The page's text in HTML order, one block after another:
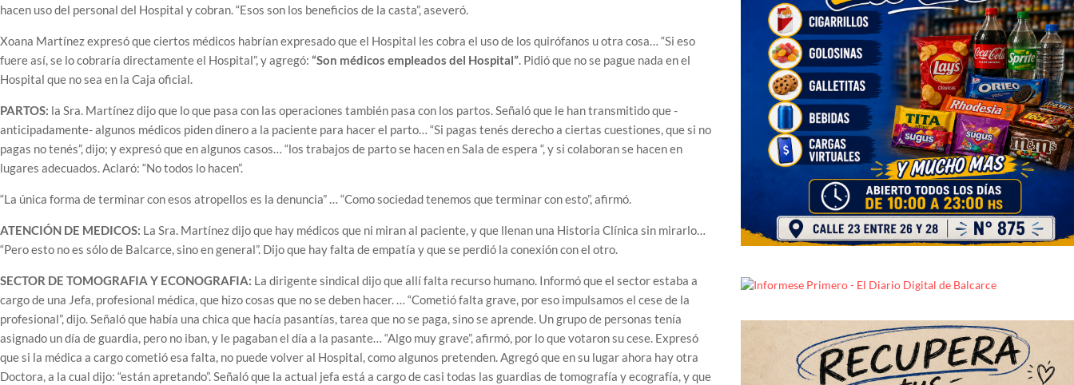
hacen uso del personal del Hospital y cobran. “Esos son los beneficios de la casta”, aseveró.
Xoana Martínez expresó que ciertos médicos habrían expresado que el Hospital les cobra el uso de los quirófanos u otra cosa… “Si eso
fuere así, se lo cobraría directamente el Hospital”, y agregó: “Son médicos empleados del Hospital”. Pidió que no se pague nada en el
Hospital que no sea en la Caja oficial.
PARTOS: la Sra. Martínez dijo que lo que pasa con las operaciones también pasa con los partos. Señaló que le han transmitido que -
anticipadamente- algunos médicos piden dinero a la paciente para hacer el parto… “Si pagas tenés derecho a ciertas cuestiones, que si no
pagas no tenés”, dijo; y expresó que en algunos casos… “los trabajos de parto se hacen en Sala de espera “, y si colaboran se hacen en
lugares adecuados. Aclaró: “No todos lo hacen”.
“La única forma de terminar con esos atropellos es la denuncia” … “Como sociedad tenemos que terminar con esto”, afirmó.
ATENCIÓN DE MEDICOS: La Sra. Martínez dijo que hay médicos que ni miran al paciente, y que llenan una Historia Clínica sin mirarlo…
“Pero esto no es sólo de Balcarce, sino en general”. Dijo que hay falta de empatía y que se perdió la conexión con el otro.
SECTOR DE TOMOGRAFIA Y ECONOGRAFIA: La dirigente sindical dijo que allí falta recurso humano. Informó que el sector estaba a
cargo de una Jefa, profesional médica, que hizo cosas que no se deben hacer. … “Cometió falta grave, por eso impulsamos el cese de la
profesional”, dijo. Señaló que había una chica que hacía pasantías, tarea que no se paga, sino se aprende. Un grupo de personas tenía
asignado un día de guardia, pero no iban, y le pagaban el día a la pasante… “Algo muy grave”, afirmó, por lo que votaron su cese. Expresó
que si la médica a cargo cometió esa falta, no puede volver al Hospital, como algunos pretenden. Agregó que en su lugar ahora hay otra
Doctora, a la cual dijo: “están apretando”. Señaló que la actual jefa está a cargo de casi todas las guardias de tomografía y ecografía, y que